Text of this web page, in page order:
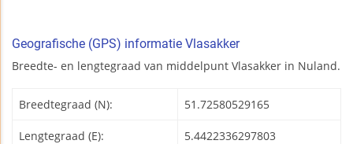
Geografische (GPS) informatie Vlasakker
Breedte- en lengtegraad van middelpunt Vlasakker in Nuland.
Breedtegraad (N): 51.72580529165
Lengtegraad (E): 5.4422336297803